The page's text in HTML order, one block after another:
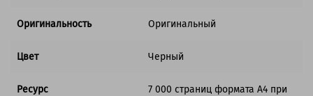
Оригинальность Оригинальный
Цвет Черный
Ресурс
7 000 страниц формата А4 при